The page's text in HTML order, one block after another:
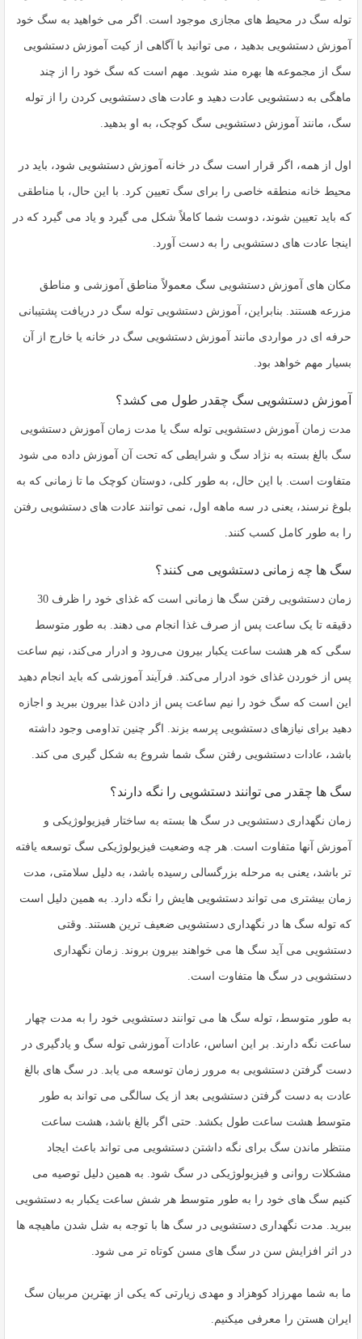
توله سگ در محیط های مجازی موجود است. اگر می خواهید به سگ خود
آموزش دستشویی بدهید ، می توانید با آگاهی از کیت آموزش دستشویی
سگ از مجموعه ها بهره مند شوید. مهم است که سگ خود را از چند
ماهگی به دستشویی عادت دهید و عادت های دستشویی کردن را از توله
سگ، مانند آموزش دستشویی سگ کوچک، به او بدهید.
اول از همه، اگر قرار است سگ در خانه آموزش دستشویی شود، باید در
محیط خانه منطقه خاصی را برای سگ تعیین کرد. با این حال، با مناطقی
که باید تعیین شوند، دوست شما کاملاً شکل می گیرد و یاد می گیرد که در
اینجا عادت های دستشویی را به دست آورد.
مکان های آموزش دستشویی سگ معمولاً مناطق آموزشی و مناطق
مزرعه هستند. بنابراین، آموزش دستشویی توله سگ در دریافت پشتیبانی
حرفه ای در مواردی مانند آموزش دستشویی سگ در خانه یا خارج از آن
بسیار مهم خواهد بود.
آموزش دستشویی سگ چقدر طول می کشد؟
مدت زمان آموزش دستشویی توله سگ یا مدت زمان آموزش دستشویی
سگ بالغ بسته به نژاد سگ و شرایطی که تحت آن آموزش داده می شود
متفاوت است. با این حال، به طور کلی، دوستان کوچک ما تا زمانی که به
بلوغ نرسند، یعنی در سه ماهه اول، نمی توانند عادت های دستشویی رفتن
را به طور کامل کسب کنند.
سگ ها چه زمانی دستشویی می کنند؟
زمان دستشویی رفتن سگ ها زمانی است که غذای خود را ظرف 30
دقیقه تا یک ساعت پس از صرف غذا انجام می دهند. به طور متوسط ​​
سگی که هر هشت ساعت یکبار بیرون می‌رود و ادرار می‌کند، نیم ساعت
پس از خوردن غذای خود ادرار می‌کند. فرآیند آموزشی که باید انجام دهید
این است که سگ خود را نیم ساعت پس از دادن غذا بیرون ببرید و اجازه
دهید برای نیازهای دستشویی پرسه بزند. اگر چنین تداومی وجود داشته
باشد، عادات دستشویی رفتن سگ شما شروع به شکل گیری می کند.
سگ ها چقدر می توانند دستشویی را نگه دارند؟
زمان نگهداری دستشویی در سگ ها بسته به ساختار فیزیولوژیکی و
آموزش آنها متفاوت است. هر چه وضعیت فیزیولوژیکی سگ توسعه یافته
تر باشد، یعنی به مرحله بزرگسالی رسیده باشد، به دلیل سلامتی، مدت
زمان بیشتری می تواند دستشویی هایش را نگه دارد. به همین دلیل است
که توله سگ ها در نگهداری دستشویی ضعیف ترین هستند. وقتی
دستشویی می آید سگ ها می خواهند بیرون بروند. زمان نگهداری
دستشویی در سگ ها متفاوت است.
به طور متوسط، توله سگ ها می توانند دستشویی خود را به مدت چهار
ساعت نگه دارند. بر این اساس، عادات آموزشی توله سگ و یادگیری در
دست گرفتن دستشویی به مرور زمان توسعه می یابد. در سگ های بالغ
عادت به دست گرفتن دستشویی بعد از یک سالگی می تواند به طور
متوسط ​​هشت ساعت طول بکشد. حتی اگر بالغ باشد، هشت ساعت
منتظر ماندن سگ برای نگه داشتن دستشویی می تواند باعث ایجاد
مشکلات روانی و فیزیولوژیکی در سگ شود. به همین دلیل توصیه می
کنیم سگ های خود را به طور متوسط ​​هر شش ساعت یکبار به دستشویی
ببرید. مدت نگهداری دستشویی در سگ ها با توجه به شل شدن ماهیچه ها
در اثر افزایش سن در سگ های مسن کوتاه تر می شود.
ما به شما مهرزاد کوهزاد و مهدی زیارتی که یکی از بهترین مربیان سگ
ایران هستن را معرفی میکنیم.